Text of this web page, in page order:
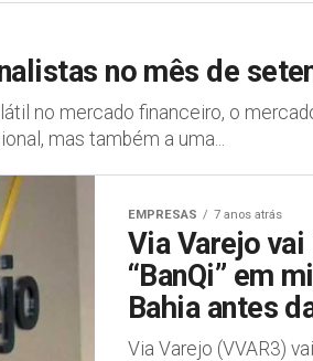
no mês de
no mercado financeiro, o
mas também a uma...
EMPRESAS 7 anos atrás
Via Varejo
“BanQi” em
Bahia antes
Via Varejo (VVAR3)